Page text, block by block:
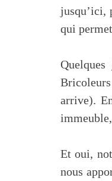
jusqu’ici,
qui
arrive).
Et oui,
nous